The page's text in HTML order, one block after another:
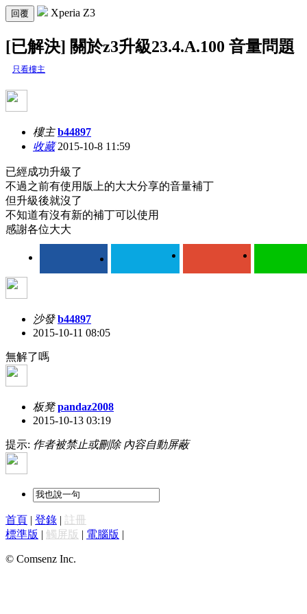
回覆 Xperia Z3
[已解決] 關於z3升級23.4.A.100 音量問題
只看樓主
樓主 b44897
收藏2015-10-8 11:59
已經成功升級了
不過之前有使用版上的大大分享的音量補丁
但升級後就沒了
不知道有沒有新的補丁可以使用
感謝各位大大
沙發 b44897
2015-10-11 08:05
無解了嗎
板凳 pandaz2008
2015-10-13 03:19
提示: 作者被禁止或刪除 內容自動屏蔽
首頁 | 登錄 | 註冊
標準版 | 觸屏版 | 電腦版 |
© Comsenz Inc.